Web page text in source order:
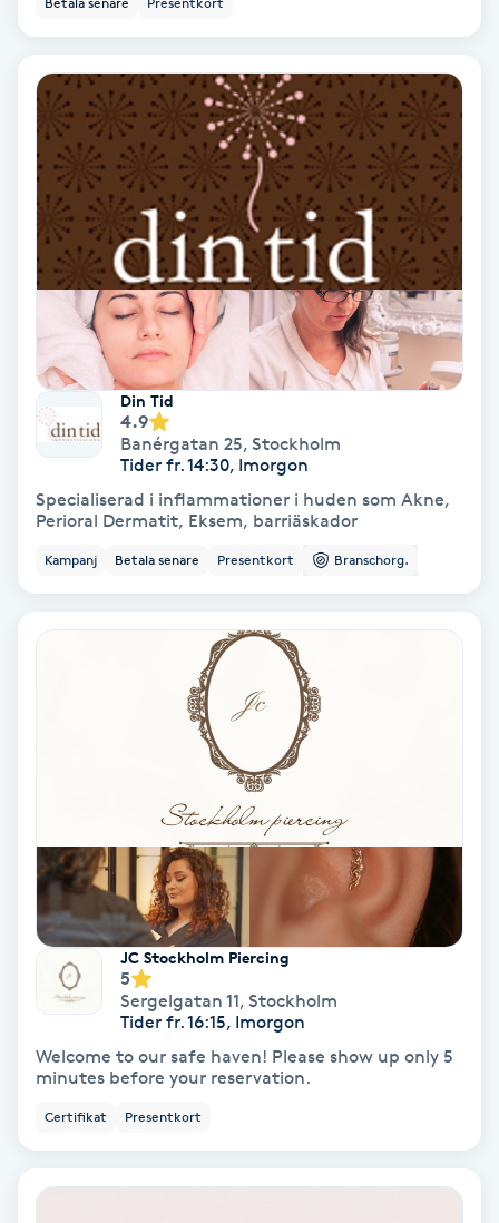
Babylights
Balayage
Bambumassage
Barnklippning
BIAB
Celluliter
Coachning
Color correction
Cryoterapi
Din Tid
4.9
Banérgatan 25, Stockholm
Tider fr. 14:30, Imorgon
Specialiserad i inflammationer i huden som Akne,
Perioral Dermatit, Eksem, barriäskador
Kampanj Betala senare Presentkort Branschorg.
JC Stockholm Piercing
5
Sergelgatan 11, Stockholm
Tider fr. 16:15, Imorgon
Welcome to our safe haven! Please show up only 5
minutes before your reservation.
Certifikat Presentkort